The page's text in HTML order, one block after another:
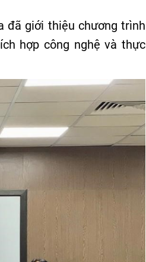
đã giới thiệu chương trình
hợp công nghệ và thực